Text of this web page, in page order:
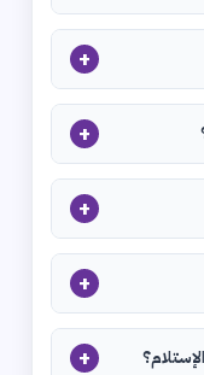
+
+
+
+
+